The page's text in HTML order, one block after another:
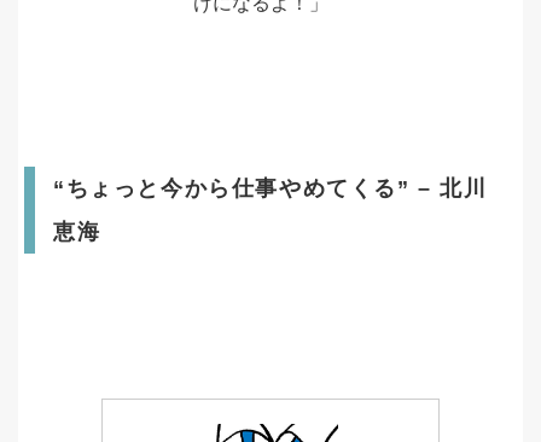
“ちょっと今から仕事やめてくる” – 北川
恵海